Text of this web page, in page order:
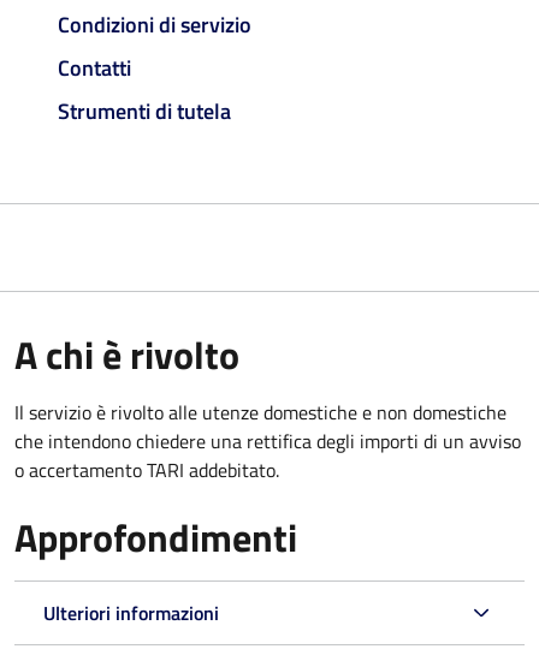
Condizioni di servizio
Contatti
Strumenti di tutela
A chi è rivolto
Il servizio è rivolto alle utenze domestiche e non domestiche
che intendono chiedere una rettifica degli importi di un avviso
o accertamento TARI addebitato.
Approfondimenti
Ulteriori informazioni